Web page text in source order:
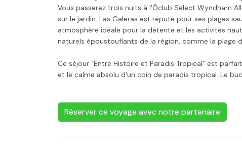
Vous passerez trois nuits à l'Ôclub Select Wyndham
sur le jardin. Las Galeras est réputé pour ses plages
atmosphère idéale pour la détente et les activités
naturels époustouflants de la région, comme la plage
Ce séjour "Entre Histoire et Paradis Tropical" est
et le calme absolu d'un coin de paradis tropical. Le
Réserver ce voyage avec notre partenaire